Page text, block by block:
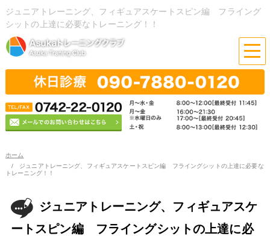
ジュニアトレーニング、フィギュアスケートスピン編 フライング
シットの上達に必要なトレーニング！！
ホーム
ジュニアトレーニング、フィギュアスケートスピン編 フライングシットの上達に必要な
トレーニング！！
ジュニアトレーニング、フィギュアスケ
ートスピン編 フライングシットの上達に必